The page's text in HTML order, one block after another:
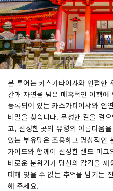
본 투어는 카스가타이샤와 인접한
간과 자연을 넘은 매혹적인 여행
등록되어 있는 카스가타이샤와 인
비밀을 찾습니다. 무성한 길을 걸
고, 신성한 곳의 유령의 아름다움
있는 부유당은 조용하고 명상적인
가이드와 함께이 신성한 랜드 마
비로운 분위기가 당신의 감각을
대해 잊을 수 없는 추억을 남기는
해 주세요.